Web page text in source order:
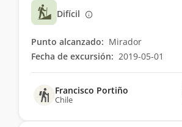
Difícil
Punto alcanzado: Mirador
Fecha de excursión: 2019-05-01
Francisco Portiño
Chile